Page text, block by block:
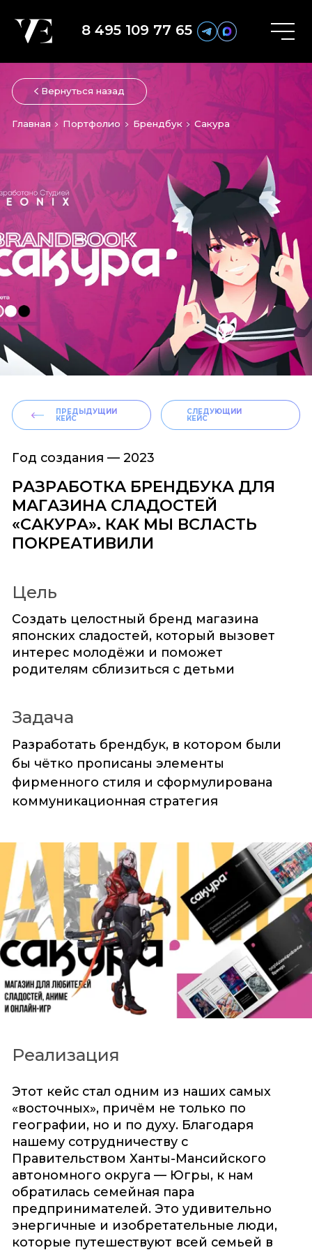
8 495 109 77 65
Вернуться назад
Главная Портфолио Брендбук Сакура
ПРЕДЫДУЩИЙ
КЕЙС
СЛЕДУЮЩИЙ
КЕЙС
Год создания — 2023
РАЗРАБОТКА БРЕНДБУКА ДЛЯ
МАГАЗИНА СЛАДОСТЕЙ
«САКУРА». КАК МЫ ВСЛАСТЬ
ПОКРЕАТИВИЛИ
Цель
Создать целостный бренд магазина
японских сладостей, который вызовет
интерес молодёжи и поможет
родителям сблизиться с детьми
Задача
Разработать брендбук, в котором были
бы чётко прописаны элементы
фирменного стиля и сформулирована
коммуникационная стратегия
Реализация
Этот кейс стал одним из наших самых
«восточных», причём не только по
географии, но и по духу. Благодаря
нашему сотрудничеству с
Правительством Ханты-Мансийского
автономного округа — Югры, к нам
обратилась семейная пара
предпринимателей. Это удивительно
энергичные и изобретательные люди,
которые путешествуют всей семьей в